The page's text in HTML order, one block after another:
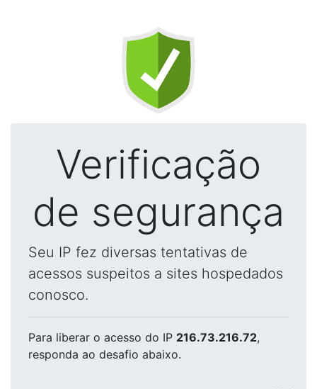
Verificação
de segurança
Seu IP fez diversas tentativas de
acessos suspeitos a sites hospedados
conosco.
Para liberar o acesso do IP 216.73.216.72,
responda ao desafio abaixo.